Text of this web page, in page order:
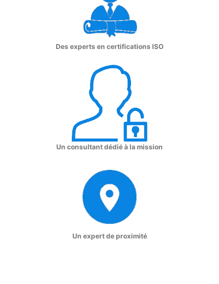
Des experts en certifications ISO
Un consultant dédié à la mission
Un expert de proximité